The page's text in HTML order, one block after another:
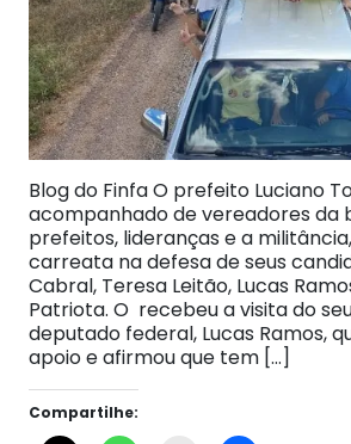
Blog do Finfa O prefeito Luciano
acompanhado de vereadores da
prefeitos, lideranças e a
carreata na defesa de seus
Cabral, Teresa Leitão, Lucas
Patriota. O recebeu a visita do
deputado federal, Lucas Ramos,
apoio e afirmou que tem […]
Compartilhe: